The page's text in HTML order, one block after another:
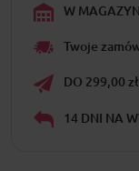
W
Twoje
DO 299,00
14 DNI NA